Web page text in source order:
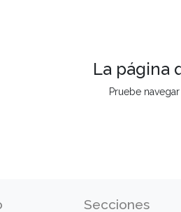
La página
Pruebe
Secciones